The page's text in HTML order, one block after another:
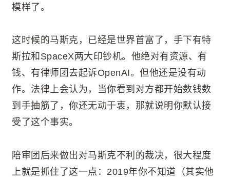
模样了。
这时候的马斯克，已经是世界首富了，手下有特
斯拉和SpaceX两大印钞机。他绝对有资源、有
钱、有律师团去起诉OpenAI。但他还是没有动
作。法律上会认为，当你看到对方都开始数钱数
到手抽筋了，你还无动于衷，那就说明你默认接
受了这个事实。
陪审团后来做出对马斯克不利的裁决，很大程度
上就是抓住了这一点：2019年你不知道（其实他